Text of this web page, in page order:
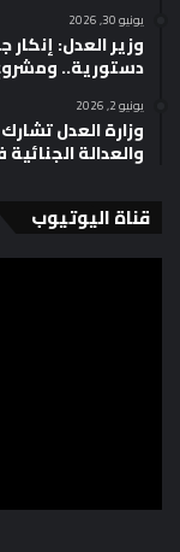
يونيو 30, 2026
وزير العدل: إنكار
دستورية..
يونيو 2, 2026
والعدالة
قناة اليوتيوب